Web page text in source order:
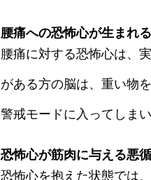
腰痛への恐怖心が生まれ
腰痛に対する恐怖心は、
がある方の脳は、重い物
警戒モードに入ってしまい
恐怖心が筋肉に与える悪
恐怖心を抱えた状態では